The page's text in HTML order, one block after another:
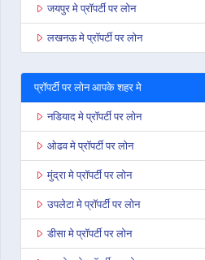
जयपुर मे प्रॉपर्टी पर लोन
लखनऊ मे प्रॉपर्टी पर लोन
प्रॉपर्टी पर लोन आपके शहर मे
नडियाद मे प्रॉपर्टी पर लोन
ओढव मे प्रॉपर्टी पर लोन
मुंद्रा मे प्रॉपर्टी पर लोन
उपलेटा मे प्रॉपर्टी पर लोन
डीसा मे प्रॉपर्टी पर लोन